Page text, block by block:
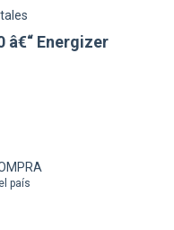
â€“ Energizer
país